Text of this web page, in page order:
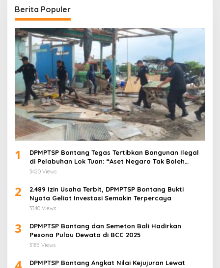
Berita Populer
1
DPMPTSP Bontang Tegas Tertibkan Bangunan Ilegal
di Pelabuhan Lok Tuan: “Aset Negara Tak Boleh
Dikuasai!”
3420 Views
2
2.489 Izin Usaha Terbit, DPMPTSP Bontang Bukti
Nyata Geliat Investasi Semakin Terpercaya
3340 Views
3
DPMPTSP Bontang dan Semeton Bali Hadirkan
Pesona Pulau Dewata di BCC 2025
3185 Views
DPMPTSP Bontang Angkat Nilai Kejujuran Lewat